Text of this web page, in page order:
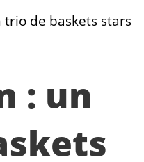
trio de baskets stars
: un